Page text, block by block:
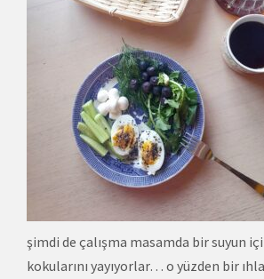
şimdi de çalışma masamda bir suyun
kokularını yayıyorlar… o yüzden bir